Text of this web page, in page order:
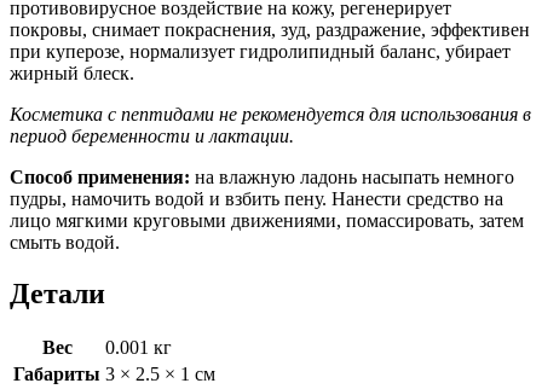
противовирусное воздействие на кожу, регенерирует
покровы, снимает покраснения, зуд, раздражение, эффективен
при куперозе, нормализует гидролипидный баланс, убирает
жирный блеск.
Косметика с пептидами не рекомендуется для использования в
период беременности и лактации.
Способ применения: на влажную ладонь насыпать немного
пудры, намочить водой и взбить пену. Нанести средство на
лицо мягкими круговыми движениями, помассировать, затем
смыть водой.
Детали
Вес
0.001 кг
Габариты 3 × 2.5 × 1 см